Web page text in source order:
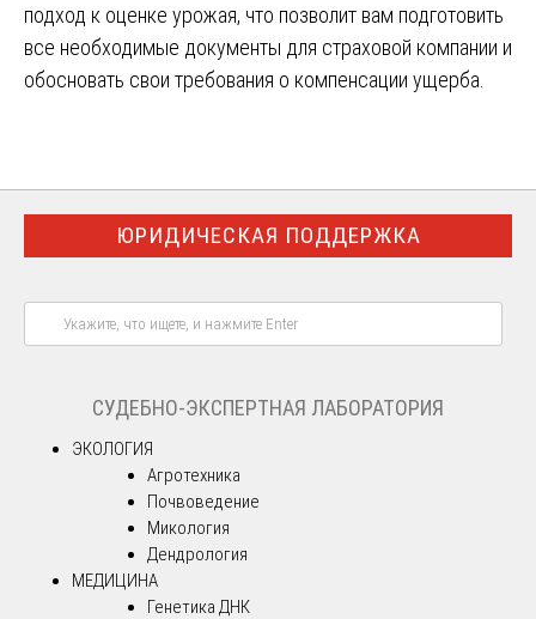
подход к оценке урожая, что позволит вам подготовить
все необходимые документы для страховой компании и
обосновать свои требования о компенсации ущерба.
ЮРИДИЧЕСКАЯ ПОДДЕРЖКА
СУДЕБНО-ЭКСПЕРТНАЯ ЛАБОРАТОРИЯ
ЭКОЛОГИЯ
Агротехника
Почвоведение
Микология
Дендрология
МЕДИЦИНА
Генетика ДНК